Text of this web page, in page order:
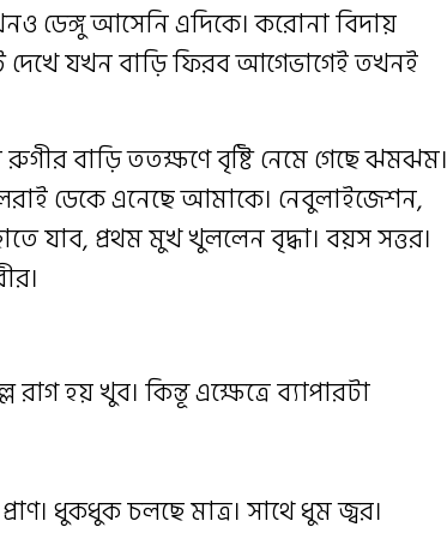
ডেঙ্গু আসেনি এদিকে। করোনা বিদায়
দেখে যখন বাড়ি ফিরব আগেভাগেই তখনই
বাড়ি ততক্ষণে বৃষ্টি নেমে গেছে ঝমঝম।
ডেকে এনেছে আমাকে। নেবুলাইজেশন,
যাব, প্রথম মুখ খুললেন বৃদ্ধা। বয়স সত্তর।
হয় খুব। কিন্তূ এক্ষেত্রে ব্যাপারটা
ধুকধুক চলছে মাত্র। সাথে ধুম জ্বর।